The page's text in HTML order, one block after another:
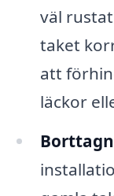
väl
taket
att
läckor